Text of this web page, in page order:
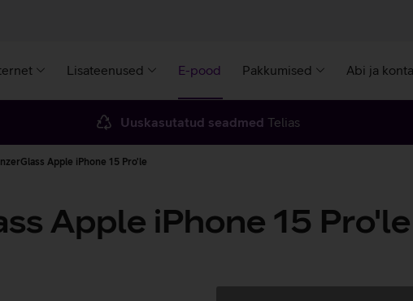
Lisateenused E-pood Pakkumised Abi ja
Uuskasutatud seadmed Telias
Apple iPhone 15 Pro'le
Apple iPhone 15 Pro'le